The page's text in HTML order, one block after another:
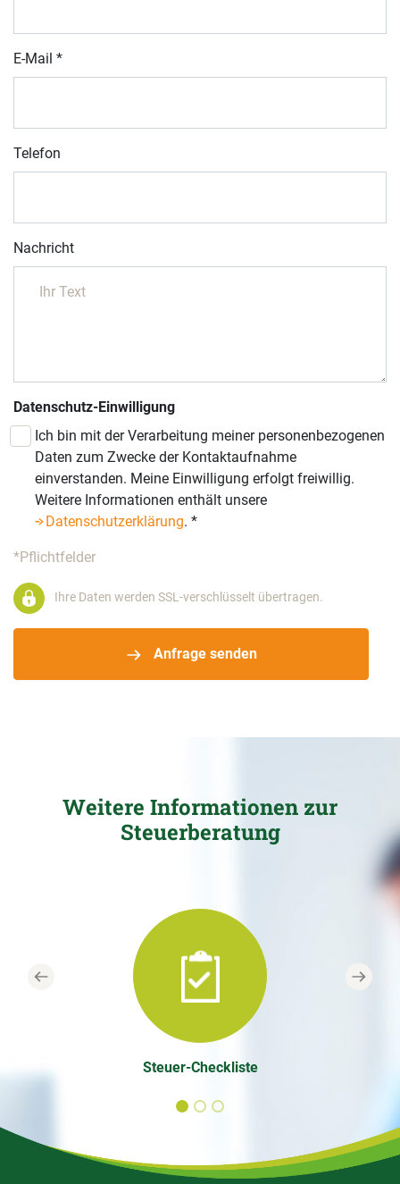
E-Mail *
Telefon
Nachricht
Datenschutz-Einwilligung
Ich bin mit der Verarbeitung meiner personenbezogenen
Daten zum Zwecke der Kontaktaufnahme
einverstanden. Meine Einwilligung erfolgt freiwillig.
Weitere Informationen enthält unsere
Datenschutzerklärung. *
*Pflichtfelder
Anfrage senden
Ihre Daten werden SSL-verschlüsselt übertragen.
Weitere Informationen zur
Steuerberatung
Steuer-Checkliste
Previous Next